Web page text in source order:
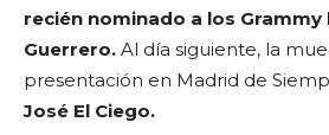
recién nominado a los Grammy
Guerrero. Al día siguiente, la
presentación en Madrid de
José El Ciego.